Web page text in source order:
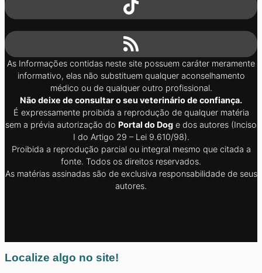
As Informações contidas neste site possuem caráter meramente
informativo, elas não substituem qualquer aconselhamento
médico ou de qualquer outro profissional.
Não deixe de consultar o seu veterinário de confiança.
É expressamente proibida a reprodução de qualquer matéria
sem a prévia autorização do Portal do Dog e dos autores (Inciso
I do Artigo 29 – Lei 9.610/98).
Proibida a reprodução parcial ou integral mesmo que citada a
fonte. Todos os direitos reservados.
As matérias assinadas são de exclusiva responsabilidade de seus
autores.
Localize algo no site!